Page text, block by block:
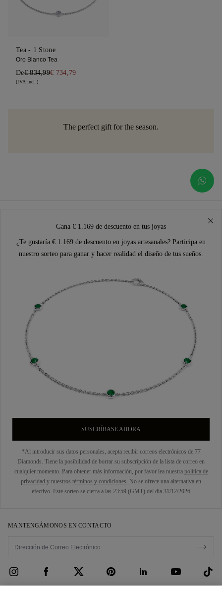
The perfect gift for the season.
Tea - 1 Stone
Oro Blanco Tea
De€ 834,99€ 734,79
(IVA incl.)
Gana € 1.169 de descuento en tus joyas
¿Te gustaría € 1.169 de descuento en joyas artesanales? Participa en
nuestro sorteo para ganar y hacer realidad el diseño de tus sueños.
SUSCRÍBASE AHORA
*Al introducir sus datos personales, acepta recibir correos electrónicos de 77
Diamonds. Tiene la posibilidad de borrar su subscripción de la lista de correo en
cualquier momento. Para obtener más información, por favor lea nuestra política de
privacidad y nuestros términos y condiciones. No se ofrece una alternativa en
efectivo. Este sorteo se cierra a las 23:59 (GMT) del día 31/12/2026
MANTENGÁMONOS EN CONTACTO